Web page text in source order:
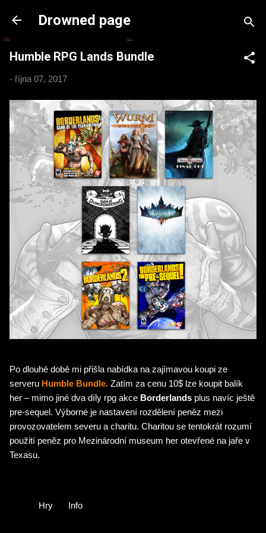
Přeskočit na hlavní obsah
Drowned page
Humble RPG Lands Bundle
- října 07, 2017
Po dlouhé době mi přišla nabídka na zajímavou koupi ze
serveru Humble Bundle. Zatím za cenu 10$ lze koupit balík
her – mimo jiné dva díly rpg akce Borderlands plus navíc ještě
pre-sequel. Výborné je nastavení rozdělení peněz mezi
provozovatelem severu a charitu. Charitou se tentokrát rozumí
použití peněz pro Mezinárodní museum her otevřené na jaře v
Texasu.
Hry Info